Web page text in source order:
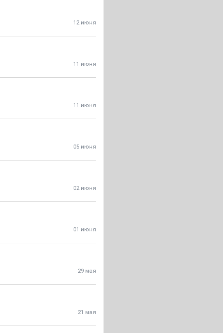
12 июня
11 июня
11 июня
05 июня
02 июня
01 июня
29 мая
21 мая